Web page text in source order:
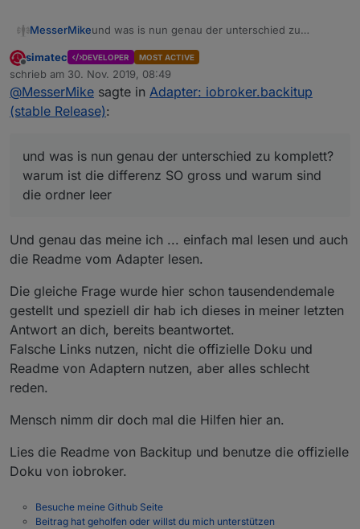
MesserMikeund was is nun genau der unterschied zu
warum sind die ordner leer
so und schon gehts los.... installiert wird node 10
statt node 8, 4ter neustart trotz --purge remove
node nodejs, autoremove, neustart und
installation nach anleitung aus dem
iobroker.net/docu/index-15
installierten 8ter....
...und da beginnt der frust und jetzt erzählt mir
jemand was von clean aufsetzen wenn man DA
schon probleme hat TROTZ der anleitung und
nachher zum scheitern verurteilt... cleaninstall hin
oder her....
frust pur
Offline
simatec DEVELOPER MOST ACTIVE
schrieb am 30. Nov. 2019, 08:49
zuletzt editiert von
@MesserMike sagte in Adapter: iobroker.backitup
(stable Release):
und was is nun genau der unterschied zu komplett?
warum ist die differenz SO gross und warum sind
die ordner leer
Und genau das meine ich ... einfach mal lesen und auch
die Readme vom Adapter lesen.
Die gleiche Frage wurde hier schon tausendendemale
gestellt und speziell dir hab ich dieses in meiner letzten
Antwort an dich, bereits beantwortet.
Falsche Links nutzen, nicht die offizielle Doku und
Readme von Adaptern nutzen, aber alles schlecht
reden.
Mensch nimm dir doch mal die Hilfen hier an.
Lies die Readme von Backitup und benutze die offizielle
Doku von iobroker.
Besuche meine Github Seite
Beitrag hat geholfen oder willst du mich unterstützen